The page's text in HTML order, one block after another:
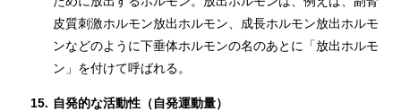
皮質刺激ホルモン放出ホルモン、成長ホルモン放出ホルモ
ンなどのように下垂体ホルモンの名のあとに「放出ホルモ
ン」を付けて呼ばれる。
15. 自発的な活動性（自発運動量）